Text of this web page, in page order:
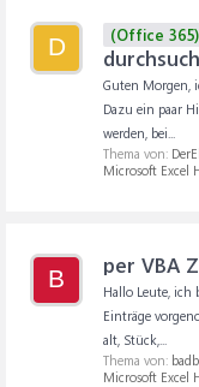
D (Office 365)
Guten Morgen,
Dazu ein paar
werden, bei...
Thema von:
Microsoft Excel
B per VBA
Hallo Leute, ich
Einträge
alt, Stück,...
Thema von:
Microsoft Excel